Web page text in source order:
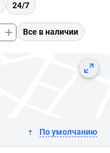
24/7
Все в наличии
По умолчанию